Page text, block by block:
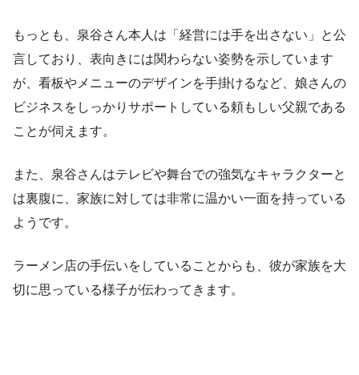
もっとも、泉谷さん本人は「経営には手を出さない」と公
言しており、表向きには関わらない姿勢を示しています
が、看板やメニューのデザインを手掛けるなど、娘さんの
ビジネスをしっかりサポートしている頼もしい父親である
ことが伺えます。
また、泉谷さんはテレビや舞台での強気なキャラクターと
は裏腹に、家族に対しては非常に温かい一面を持っている
ようです。
ラーメン店の手伝いをしていることからも、彼が家族を大
切に思っている様子が伝わってきます。